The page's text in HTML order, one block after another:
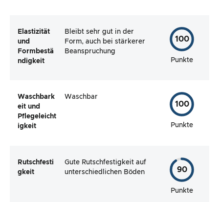
Elastizität
und
Formbestä
ndigkeit
Bleibt sehr gut in der
Form, auch bei stärkerer
Beanspruchung
100
Punkte
Waschbark
eit und
Pflegeleicht
igkeit
Waschbar
100
Punkte
Rutschfesti
gkeit
Gute Rutschfestigkeit auf
unterschiedlichen Böden
90
Punkte